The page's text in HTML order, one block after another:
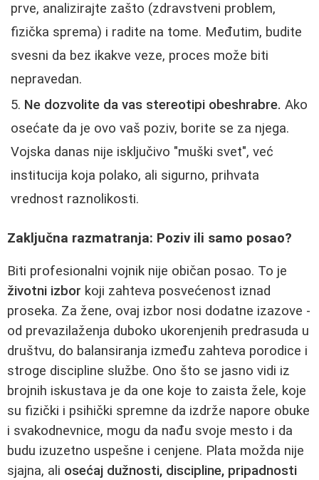
prve, analizirajte zašto (zdravstveni problem,
fizička sprema) i radite na tome. Međutim, budite
svesni da bez ikakve veze, proces može biti
nepravedan.
Ne dozvolite da vas stereotipi obeshrabre. Ako
osećate da je ovo vaš poziv, borite se za njega.
Vojska danas nije isključivo "muški svet", već
institucija koja polako, ali sigurno, prihvata
vrednost raznolikosti.
Zaključna razmatranja: Poziv ili samo posao?
Biti profesionalni vojnik nije običan posao. To je
životni izbor koji zahteva posvećenost iznad
proseka. Za žene, ovaj izbor nosi dodatne izazove -
od prevazilaženja duboko ukorenjenih predrasuda u
društvu, do balansiranja između zahteva porodice i
stroge discipline službe. Ono što se jasno vidi iz
brojnih iskustava je da one koje to zaista žele, koje
su fizički i psihički spremne da izdrže napore obuke
i svakodnevnice, mogu da nađu svoje mesto i da
budu izuzetno uspešne i cenjene. Plata možda nije
sjajna, ali osećaj dužnosti, discipline, pripadnosti